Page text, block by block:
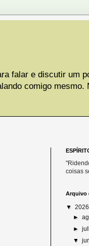
falar e discutir um
comigo mesmo.
coisas
Arquivo
▼ 2026
►
►
▼